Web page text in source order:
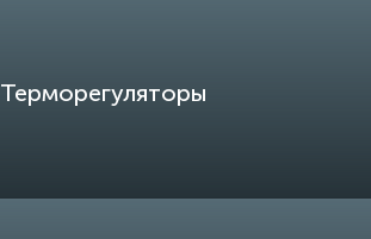
Терморегуляторы